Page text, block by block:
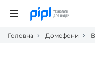
Головна Домофони